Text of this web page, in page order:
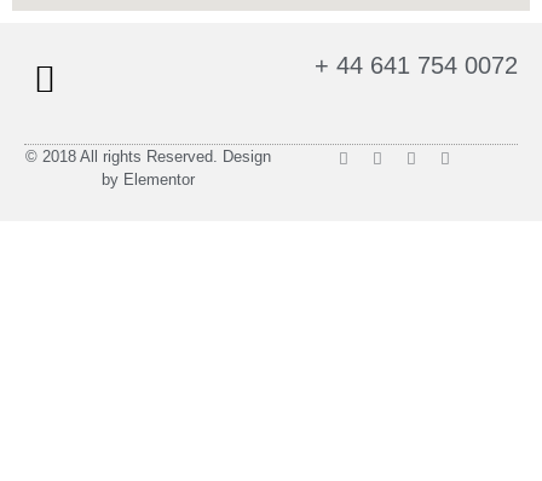
+ 44 641 754 0072
© 2018 All rights Reserved. Design
by Elementor